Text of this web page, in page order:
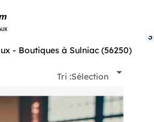
- Boutiques à Sulniac (56250)
3
Tri :Sélection